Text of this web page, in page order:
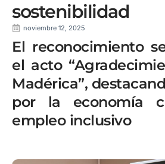
sostenibilidad
noviembre 12, 2025
El reconocimiento
el acto
Madérica”,
por la economía
empleo inclusivo